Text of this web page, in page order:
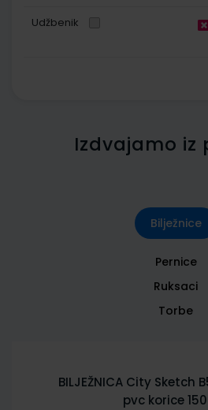
Udžbenik
Izdvajamo iz
Bilježnice
Pernice
Ruksaci
Torbe
BILJEŽNICA City Sketch
pvc korice